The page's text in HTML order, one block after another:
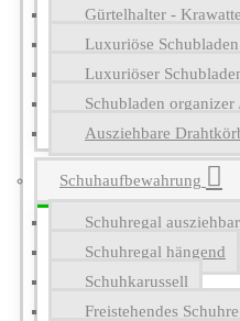
Gürtelhalter -
Luxuriöse
Luxuriöser
Schubladen
Ausziehbare
Schuhaufbewahrung
Schuhregal ausziehbar
Schuhregal hängend
Schuhkarussell
Freistehendes